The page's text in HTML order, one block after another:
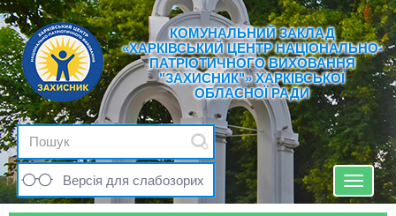
КОМУНАЛЬНИЙ ЗАКЛАД
«ХАРКІВСЬКИЙ ЦЕНТР НАЦІОНАЛЬНО-
ПАТРІОТИЧНОГО ВИХОВАННЯ
"ЗАХИСНИК"» ХАРКІВСЬКОЇ
ОБЛАСНОЇ РАДИ
Версія для слабозорих
Toggle